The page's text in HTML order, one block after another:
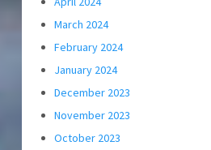
March 2024
February 2024
January 2024
December 2023
November 2023
October 2023